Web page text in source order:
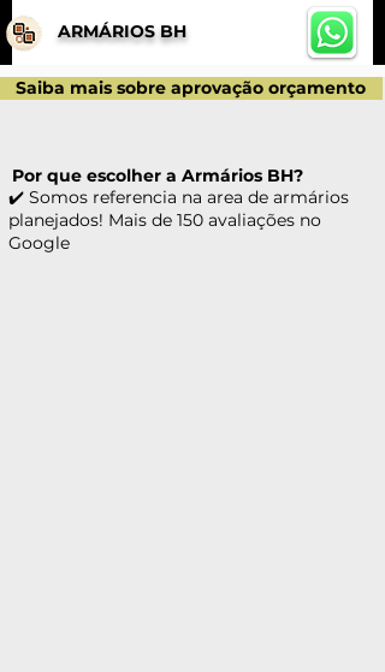
ARMÁRIOS BH
Saiba mais sobre aprovação orçamento
✔️ Somos referencia na area de armários
planejados! Mais de 150 avaliações no
Google
Por que escolher a Armários BH?